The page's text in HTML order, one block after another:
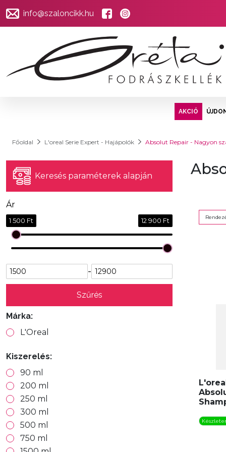
info@szaloncikk.hu
AKCIÓ
Főoldal L'oreal Serie Expert - Hajápolók Absolut Repair - Nagyon
Keresés paraméterek alapján
Ár
1 500 Ft 12 900 Ft
-
Szűrés
Márka:
L'Oreal
Kiszerelés:
90 ml
200 ml
250 ml
300 ml
500 ml
750 ml